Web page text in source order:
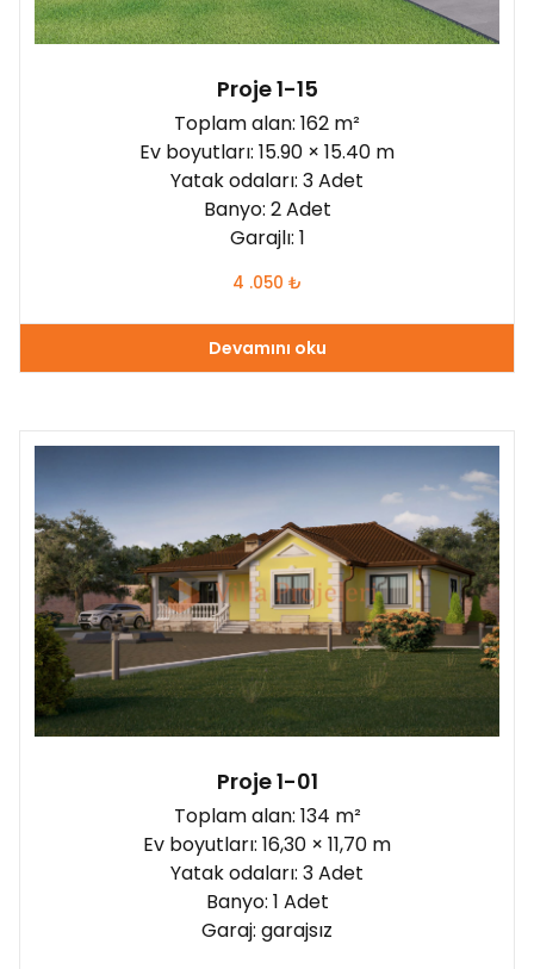
Proje 1-15
Toplam alan: 162 m²
Ev boyutları: 15.90 × 15.40 m
Yatak odaları: 3 Adet
Banyo: 2 Adet
Garajlı: 1
4 .050 ₺
Devamını oku
Proje 1-01
Toplam alan: 134 m²
Ev boyutları: 16,30 × 11,70 m
Yatak odaları: 3 Adet
Banyo: 1 Adet
Garaj: garajsız